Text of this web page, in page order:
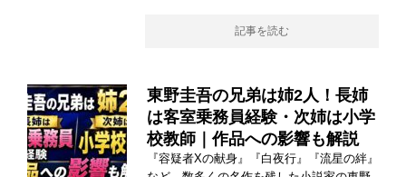
記事を読む
東野圭吾の兄弟は姉2人！長姉
は客室乗務員経験・次姉は小学
校教師｜作品への影響も解説
『容疑者Xの献身』『白夜行』『流星の絆』